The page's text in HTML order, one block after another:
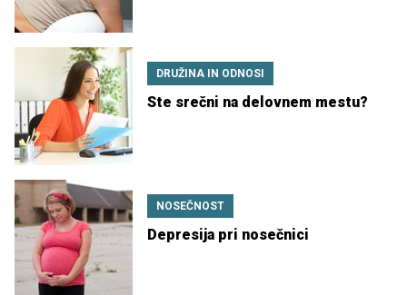
DRUŽINA IN ODNOSI
Ste srečni na delovnem mestu?
NOSEČNOST
Depresija pri nosečnici